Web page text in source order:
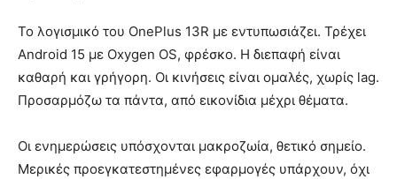
Το λογισμικό του OnePlus 13R με εντυπωσιάζει. Τρέχει
Android 15 με Oxygen OS, φρέσκο. Η διεπαφή είναι
καθαρή και γρήγορη. Οι κινήσεις είναι ομαλές, χωρίς lag.
Προσαρμόζω τα πάντα, από εικονίδια μέχρι θέματα.
Οι ενημερώσεις υπόσχονται μακροζωία, θετικό σημείο.
Μερικές προεγκατεστημένες εφαρμογές υπάρχουν, όχι